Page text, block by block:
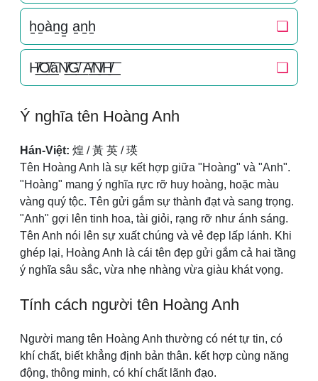
h̠o̠àn̠g̠ a̠n̠h̠ ❏
H̸͟͞O̸͟͞àN̸͟͞G̸͟͞ A̸͟͞N̸͟͞H̸͟͞ ❏
Ý nghĩa tên Hoàng Anh
Hán-Việt: 煌 / 黃 英 / 瑛
Tên Hoàng Anh là sự kết hợp giữa "Hoàng" và "Anh".
"Hoàng" mang ý nghĩa rực rỡ huy hoàng, hoặc màu
vàng quý tộc. Tên gửi gắm sự thành đạt và sang trọng.
"Anh" gợi lên tinh hoa, tài giỏi, rạng rỡ như ánh sáng.
Tên Anh nói lên sự xuất chúng và vẻ đẹp lấp lánh. Khi
ghép lại, Hoàng Anh là cái tên đẹp gửi gắm cả hai tầng
ý nghĩa sâu sắc, vừa nhẹ nhàng vừa giàu khát vọng.
Tính cách người tên Hoàng Anh
Người mang tên Hoàng Anh thường có nét tự tin, có
khí chất, biết khẳng định bản thân. kết hợp cùng năng
động, thông minh, có khí chất lãnh đạo.